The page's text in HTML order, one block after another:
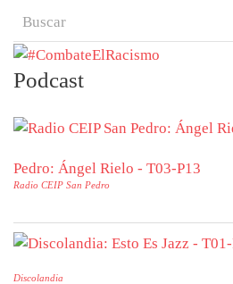
Podcast
Pedro: Ángel Rielo - T03-P13
Radio CEIP San Pedro
Discolandia